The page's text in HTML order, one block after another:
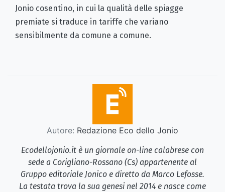
Jonio cosentino, in cui la qualità delle spiagge
premiate si traduce in tariffe che variano
sensibilmente da comune a comune.
Autore: Redazione Eco dello Jonio
Ecodellojonio.it è un giornale on-line calabrese con
sede a Corigliano-Rossano (Cs) appartenente al
Gruppo editoriale Jonico e diretto da Marco Lefosse.
La testata trova la sua genesi nel 2014 e nasce come